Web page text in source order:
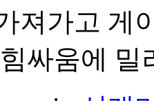
져가고 게
싸움에 밀